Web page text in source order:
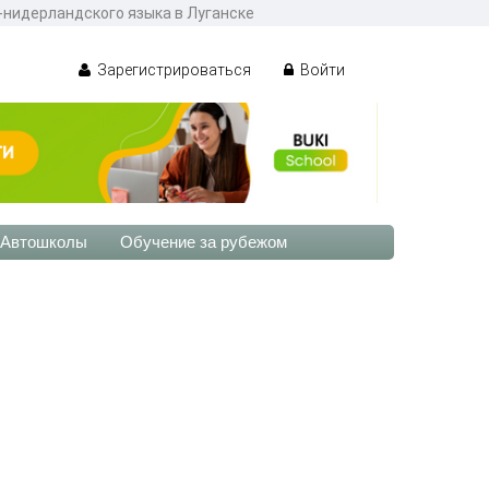
языка в Луганске
Зарегистрироваться Войти
Автошколы Обучение за рубежом